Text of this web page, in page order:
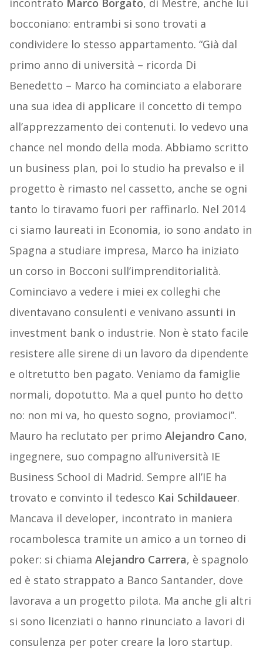
incontrato Marco Borgato, di Mestre, anche lui
bocconiano: entrambi si sono trovati a
condividere lo stesso appartamento. “Già dal
primo anno di università – ricorda Di
Benedetto – Marco ha cominciato a elaborare
una sua idea di applicare il concetto di tempo
all’apprezzamento dei contenuti. Io vedevo una
chance nel mondo della moda. Abbiamo scritto
un business plan, poi lo studio ha prevalso e il
progetto è rimasto nel cassetto, anche se ogni
tanto lo tiravamo fuori per raffinarlo. Nel 2014
ci siamo laureati in Economia, io sono andato in
Spagna a studiare impresa, Marco ha iniziato
un corso in Bocconi sull’imprenditorialità.
Cominciavo a vedere i miei ex colleghi che
diventavano consulenti e venivano assunti in
investment bank o industrie. Non è stato facile
resistere alle sirene di un lavoro da dipendente
e oltretutto ben pagato. Veniamo da famiglie
normali, dopotutto. Ma a quel punto ho detto
no: non mi va, ho questo sogno, proviamoci”.
Mauro ha reclutato per primo Alejandro Cano,
ingegnere, suo compagno all’università IE
Business School di Madrid. Sempre all’IE ha
trovato e convinto il tedesco Kai Schildaueer.
Mancava il developer, incontrato in maniera
rocambolesca tramite un amico a un torneo di
poker: si chiama Alejandro Carrera, è spagnolo
ed è stato strappato a Banco Santander, dove
lavorava a un progetto pilota. Ma anche gli altri
si sono licenziati o hanno rinunciato a lavori di
consulenza per poter creare la loro startup.